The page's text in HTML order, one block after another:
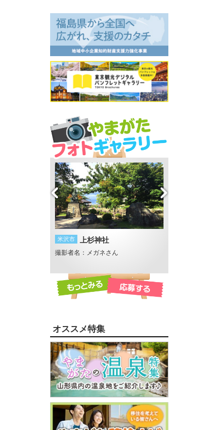
米沢市 上杉神社
撮影者名：メガネさん
オススメ特集